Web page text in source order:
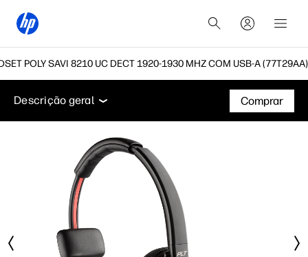
POLY SAVI 8210 UC DECT 1920-1930 MHZ COM USB-A (77T29AA)
Descrição geral Funcionalidades
Especificações
Descrição geral
Funcionalidades
Especificações técnicas
Comprar